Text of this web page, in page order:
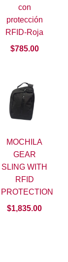
con
protección
RFID-Roja
$785.00
MOCHILA
GEAR
SLING WITH
RFID
PROTECTION
$1,835.00